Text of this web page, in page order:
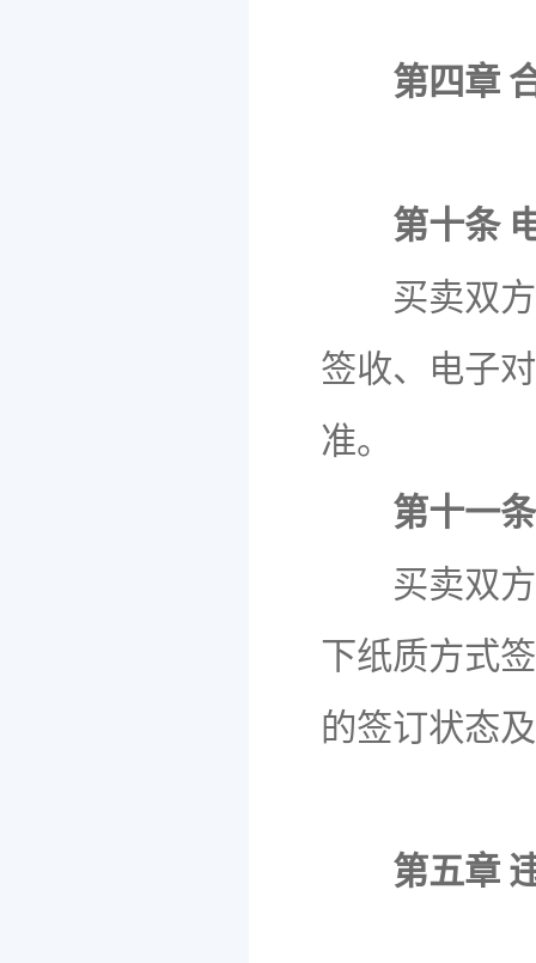
第四章
第十条
买卖双方
签收、电子
准。
第十一
买卖双方
下纸质方式
的签订状态
第五章